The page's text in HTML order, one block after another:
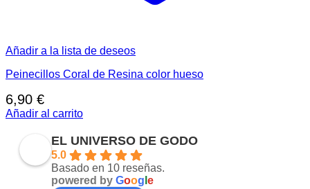
Añadir a la lista de deseos
Peinecillos Coral de Resina color hueso
6,90 €
Añadir al carrito
EL UNIVERSO DE GODO
5.0
Basado en 10 reseñas.
powered by Goog e